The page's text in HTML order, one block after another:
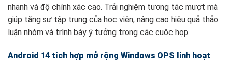
nhanh và độ chính xác cao. Trải nghiệm tương tác mượt mà
giúp tăng sự tập trung của học viên, nâng cao hiệu quả thảo
luận nhóm và trình bày ý tưởng trong các cuộc họp.
Android 14 tích hợp mở rộng Windows OPS linh hoạt